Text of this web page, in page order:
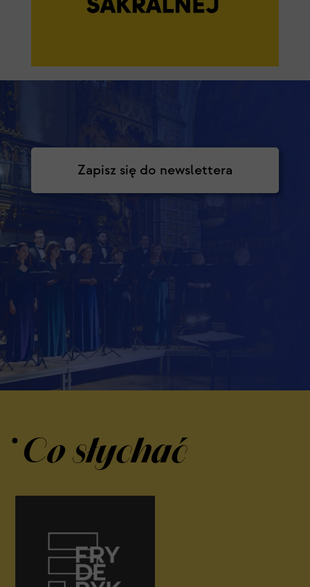
Zapisz się do newslettera
Co słychać